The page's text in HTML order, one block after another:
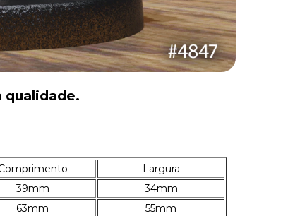
qualidade.
Largura
39mm
34mm
63mm 55mm